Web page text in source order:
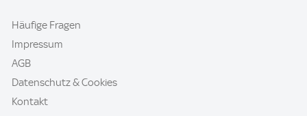
Häufige Fragen
Impressum
AGB
Datenschutz & Cookies
Kontakt